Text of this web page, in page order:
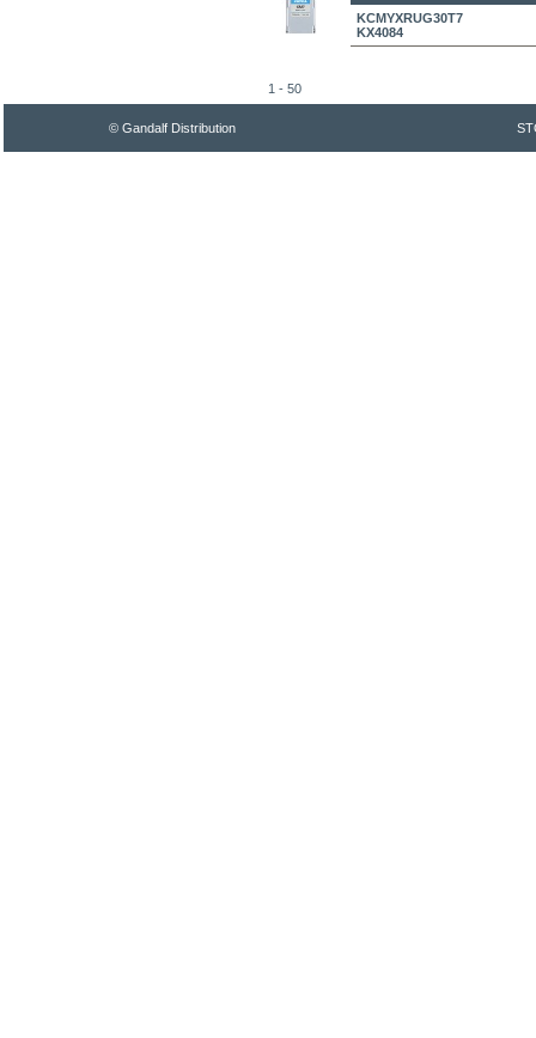
KCMYXRUG30T7
KX4084
1 - 50
© Gandalf Distribution